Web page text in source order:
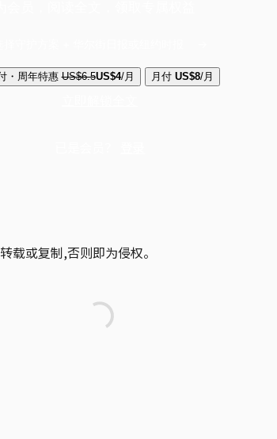
・周年特惠 US$6.5US$4/月 月付 US$8/月
载或复制,否则即为侵权。